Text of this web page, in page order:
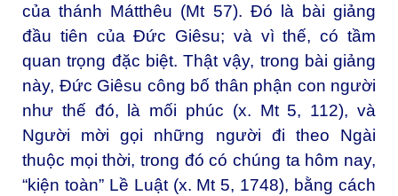
của thánh Mátthêu (Mt 57). Đó là bài giảng
đầu tiên của Đức Giêsu; và vì thế, có tầm
quan trọng đặc biệt. Thật vậy, trong bài giảng
này, Đức Giêsu công bố thân phận con người
như thế đó, là mối phúc (x. Mt 5, 112), và
Người mời gọi những người đi theo Ngài
thuộc mọi thời, trong đó có chúng ta hôm nay,
“kiện toàn” Lề Luật (x. Mt 5, 1748), bằng cách